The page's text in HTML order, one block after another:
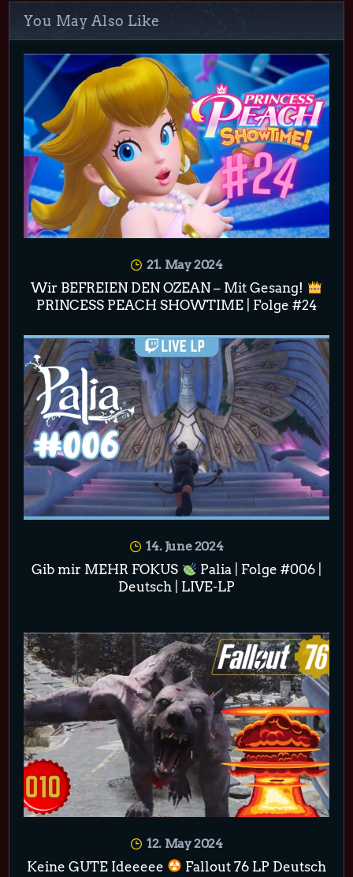
You May Also Like
21. May 2024
Wir BEFREIEN DEN OZEAN – Mit Gesang!
PRINCESS PEACH SHOWTIME | Folge #24
14. June 2024
Gib mir MEHR FOKUS
Palia | Folge #006 |
Deutsch | LIVE-LP
12. May 2024
Keine GUTE Ideeeee
Fallout 76 LP Deutsch